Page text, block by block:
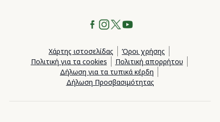
Χάρτης ιστοσελίδας
Όροι χρήσης
Πολιτική για τα cookies
Πολιτική απορρήτου
Δήλωση για τα τυπικά κέρδη
Δήλωση Προσβασιμότητας